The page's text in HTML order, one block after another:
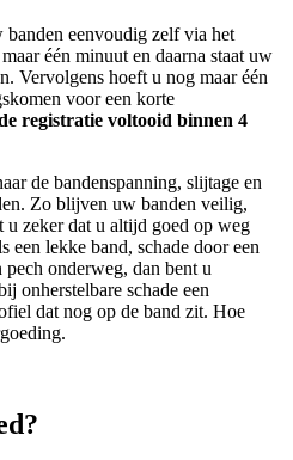
banden eenvoudig zelf via het
één minuut en daarna staat uw
Vervolgens hoeft u nog maar één
voor een korte
registratie voltooid binnen 4
de bandenspanning, slijtage en
Zo blijven uw banden veilig,
zeker dat u altijd goed op weg
een lekke band, schade door een
onderweg, dan bent u
onherstelbare schade een
dat nog op de band zit. Hoe